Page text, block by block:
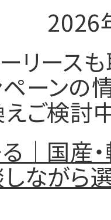
2026
リースも
ーンの
ご検討
｜国産
ながら